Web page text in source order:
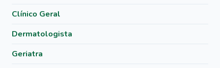
Clínico Geral
Dermatologista
Geriatra